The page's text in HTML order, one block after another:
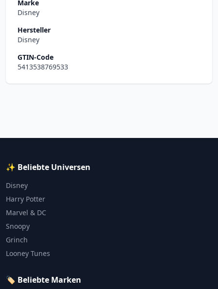
Marke
Disney
Hersteller
Disney
GTIN-Code
5413538769533
✨ Beliebte Universen
Disney
Harry Potter
Marvel & DC
Snoopy
Grinch
Looney Tunes
🏷️ Beliebte Marken